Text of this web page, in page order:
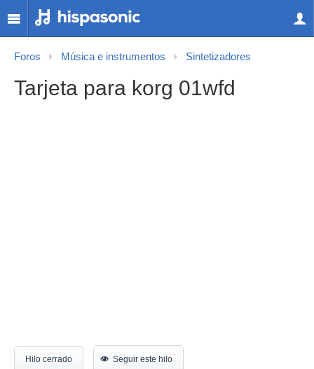
Foros Música e instrumentos Sintetizadores
Tarjeta para korg 01wfd
Hilo cerrado Seguir este hilo